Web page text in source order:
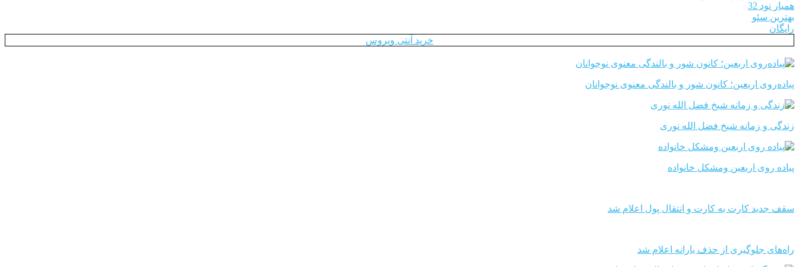
همیار نود 32
بهترین سئو
رایگان
خرید آنتی ویروس
پیاده‌روی اربعین؛ کانون شور و بالندگی معنوی نوجوانان
زندگی و زمانه شیخ فضل الله نوری
پیاده روی اربعین ومشکل خانواده
سقف جدید کارت به کارت و انتقال پول اعلام شد
راه‌های جلوگیری از حذف یارانه اعلام شد